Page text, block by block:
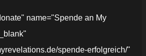
name="Spende an My
spende-erfolgreich/"